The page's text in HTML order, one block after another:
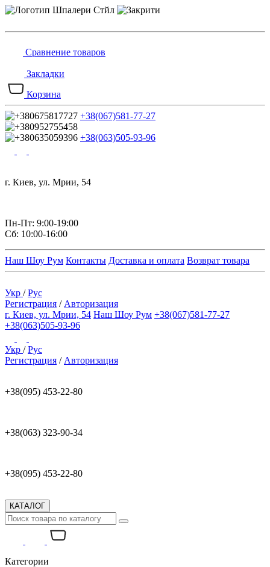
Сравнение товаров
Закладки
Корзина
+38(067)581-77-27
+38(063)505-93-96
г. Киев, ул. Мрии, 54
Пн-Пт: 9:00-19:00
Сб: 10:00-16:00
Наш Шоу Рум Контакты Доставка и оплата Возврат товара
Укр /Рус
Регистрация / Авторизация
г. Киев, ул. Мрии, 54 Наш Шоу Рум +38(067)581-77-27
+38(063)505-93-96
Укр /Рус
Регистрация / Авторизация
+38(095) 453-22-80
+38(063) 323-90-34
+38(095) 453-22-80
КАТАЛОГ
Категории